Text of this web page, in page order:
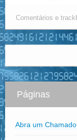
Comentários e
Páginas
Abra um Chamado